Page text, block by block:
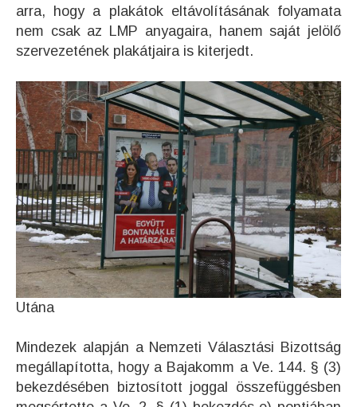
arra, hogy a plakátok eltávolításának folyamata
nem csak az LMP anyagaira, hanem saját jelölő
szervezetének plakátjaira is kiterjedt.
Utána
Mindezek alapján a Nemzeti Választási Bizottság
megállapította, hogy a Bajakomm a Ve. 144. § (3)
bekezdésében biztosított joggal összefüggésben